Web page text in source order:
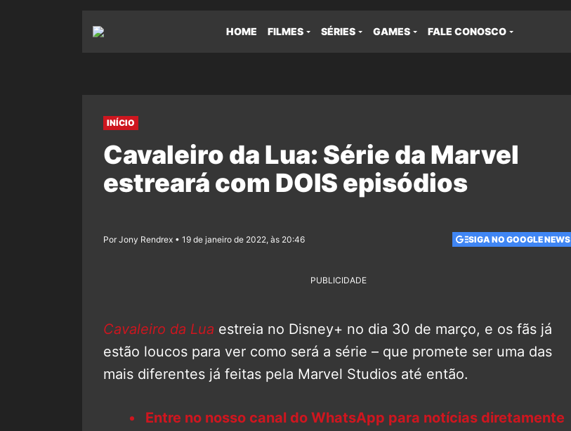
HOME FILMES SÉRIES GAMES FALE CONOSCO
INÍCIO
Cavaleiro da Lua: Série da Marvel
estreará com DOIS episódios
Por Jony Rendrex • 19 de janeiro de 2022, às 20:46 SIGA NO GOOGLE NEWS
PUBLICIDADE
Cavaleiro da Lua estreia no Disney+ no dia 30 de março, e os fãs já
estão loucos para ver como será a série – que promete ser uma das
mais diferentes já feitas pela Marvel Studios até então.
Entre no nosso canal do WhatsApp para notícias diretamente